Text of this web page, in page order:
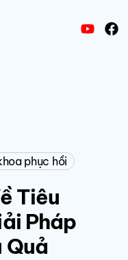
phục hồi
Tiêu
Pháp
Quả